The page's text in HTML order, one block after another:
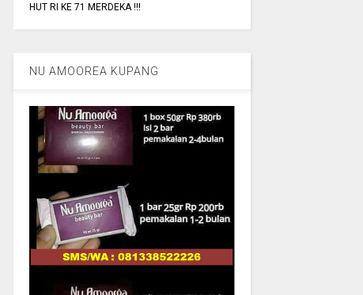
HUT RI KE 71 MERDEKA !!!
NU AMOOREA KUPANG